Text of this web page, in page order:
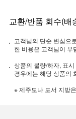
교환/반품 회수(배
고객님의 단순 변심으
한 비용은 고객님이 부
상품의 불량/하자, 표
경우에는 해당 상품의
※ 제주도나 도서 지방